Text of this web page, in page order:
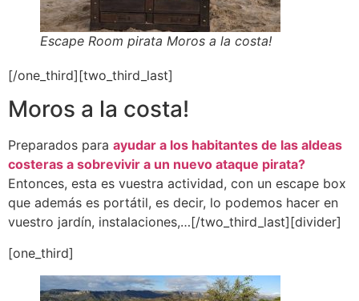
Escape Room pirata Moros a la costa!
[/one_third][two_third_last]
Moros a la costa!
Preparados para ayudar a los habitantes de las aldeas
costeras a sobrevivir a un nuevo ataque pirata?
Entonces, esta es vuestra actividad, con un escape box
que además es portátil, es decir, lo podemos hacer en
vuestro jardín, instalaciones,…[/two_third_last][divider]
[one_third]